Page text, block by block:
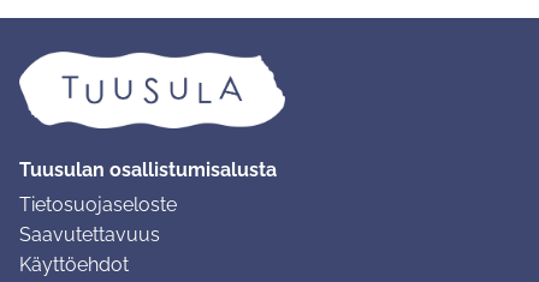
Tuusulan osallistumisalusta
Tietosuojaseloste
Saavutettavuus
Käyttöehdot